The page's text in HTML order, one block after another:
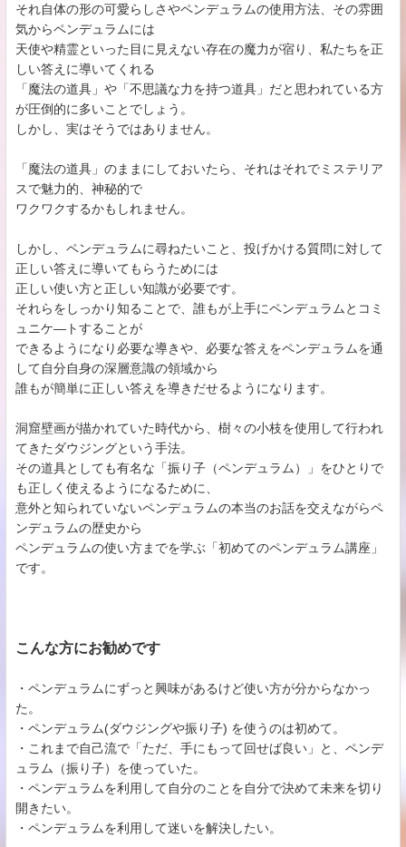
それ自体の形の可愛らしさやペンデュラムの使用方法、その雰囲
気からペンデュラムには
天使や精霊といった目に見えない存在の魔力が宿り、私たちを正
しい答えに導いてくれる
「魔法の道具」や「不思議な力を持つ道具」だと思われている方
が圧倒的に多いことでしょう。
しかし、実はそうではありません。
「魔法の道具」のままにしておいたら、それはそれでミステリア
スで魅力的、神秘的で
ワクワクするかもしれません。
しかし、ペンデュラムに尋ねたいこと、投げかける質問に対して
正しい答えに導いてもらうためには
正しい使い方と正しい知識が必要です。
それらをしっかり知ることで、誰もが上手にペンデュラムとコミ
ュニケ―トすることが
できるようになり必要な導きや、必要な答えをペンデュラムを通
して自分自身の深層意識の領域から
誰もが簡単に正しい答えを導きだせるようになります。
洞窟壁画が描かれていた時代から、樹々の小枝を使用して行われ
てきたダウジングという手法。
その道具としても有名な「振り子（ペンデュラム）」をひとりで
も正しく使えるようになるために、
意外と知られていないペンデュラムの本当のお話を交えながらペ
ンデュラムの歴史から
ペンデュラムの使い方までを学ぶ「初めてのペンデュラム講座」
です。
こんな方にお勧めです
・ペンデュラムにずっと興味があるけど使い方が分からなかっ
た。
・ペンデュラム(ダウジングや振り子) を使うのは初めて。
・これまで自己流で「ただ、手にもって回せば良い」と、ペンデ
ュラム（振り子）を使っていた。
・ペンデュラムを利用して自分のことを自分で決めて未来を切り
開きたい。
・ペンデュラムを利用して迷いを解決したい。